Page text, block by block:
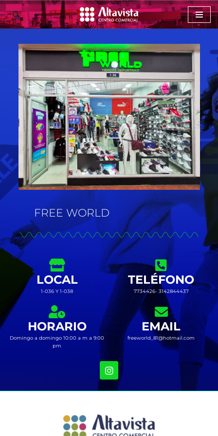
Saltar
contenido
FREE WORLD
LOCAL
1-036 Y 1-038
TELÉFONO
7734426- 3142844437
HORARIO
Domingo a domingo 10:00 a m a 9:00
pm
EMAIL
freeworld_81@hotmail.com